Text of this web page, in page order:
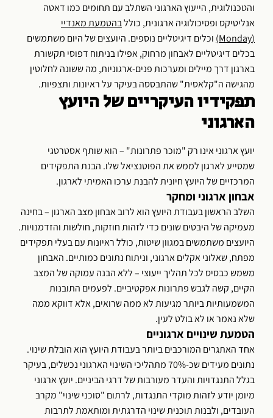
והטכנולוגית, הייעוץ הארגוני השתלב עם תחומים כמו דאטה
אנליטיקס ופסיכולוגיה ארגונית, כוללבהטמעת מאנדיי
(
Monday
) וכלים דיגיטליים נוספים. היועצים של היום משתמשים
בכלים דיגיטליים לאבחון מרחוק, אפילו בניתוח דפוסי תקשורת
בארגון דרך מיילים ומערכות פנים-ארגוניות, מה ששונה לחלוטין
מהגישה ה"קלאסית" שהתבססה בעיקר על ראיונות ותצפיות.
תפקידיו העיקריים של היועץ
הארגוני
יועץ ארגוני אינו רק "מוכר פתרונות" – הוא שותף אסטרטגי
שמסייע לארגון לממש את הפוטנציאל שלו. הבנת התפקידים
המרכזיים של היועץ חיונית להבנת ערכו האמיתי לארגון.
אבחון ארגוני ומחקר
השלב הראשון בעבודת היועץ הוא לרוב אבחון מצב הארגון – בחינה
מעמיקה של היבטים שונים כדי לזהות חוזקות, חולשות והזדמנויות.
היועצים משתמשים במגוון שיטות, כולל ראיונות עם בעלי תפקידים
מפתח, שאלוני אקלים ארגוני, וניתוח נתונים כמותיים. האבחון
משמש כבסיס לכל תהליך ייעוצי – ללא הבנה עמוקה של המצב
הקיים, קשה לגבש פתרונות אפקטיביים. לפעמים התובנות
המשמעותיות ביותר מגיעות לא ממה שרואים, אלא דווקא ממה
שלא נאמר או לא בולט לעין.
הטמעת שינויים ארגוניים
אחד האתגרים המורכבים ביותר בעבודת היועץ הוא הובלת שינוי.
נתונים מעידים שכ-70% מתהליכי השינוי הארגוני נכשלים, בעיקר
בגלל התנגדויות והעדר מעורבות של דרגי הביניים. יועץ ארגוני
מיומן יודע לזהות מוקדי התנגדות, לרתום "סוכני שינוי" מקרב
העובדים, ולבנות תוכנית שינוי הדרגתית ומותאמת לתרבות